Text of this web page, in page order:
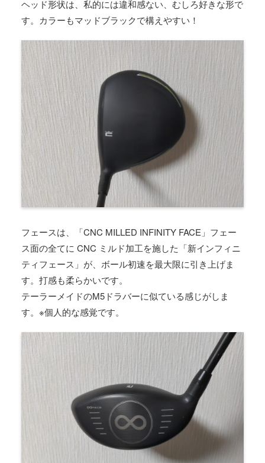
ヘッド形状は、私的には違和感ない、むしろ好きな形で
す。カラーもマッドブラックで構えやすい！
フェースは、「CNC MILLED INFINITY FACE」フェー
ス面の全てに CNC ミルド加工を施した「新インフィニ
ティフェース」が、ボール初速を最大限に引き上げま
す。打感も柔らかいです。
テーラーメイドのM5ドラバーに似ている感じがしま
す。※個人的な感覚です。